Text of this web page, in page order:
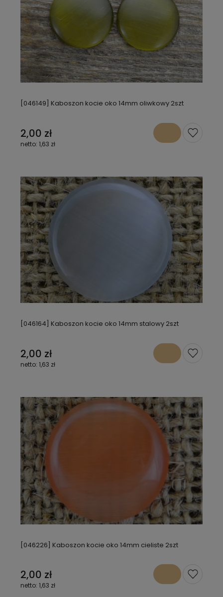
[046149] Kaboszon kocie oko 14mm oliwkowy 2szt
2,00 zł
1,63 zł
[046164] Kaboszon kocie oko 14mm stalowy 2szt
2,00 zł
1,63 zł
[046226] Kaboszon kocie oko 14mm cieliste 2szt
2,00 zł
1,63 zł